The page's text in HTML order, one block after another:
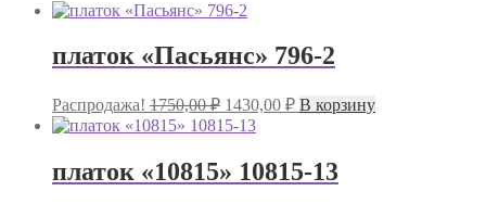
платок «Пасьянс» 796-2
Распродажа! 1750,00₽ Первоначальная
цена
составляла
1750,00 ₽.
1430,00 ₽Текущая
цена:
В корзину
платок «10815» 10815-13